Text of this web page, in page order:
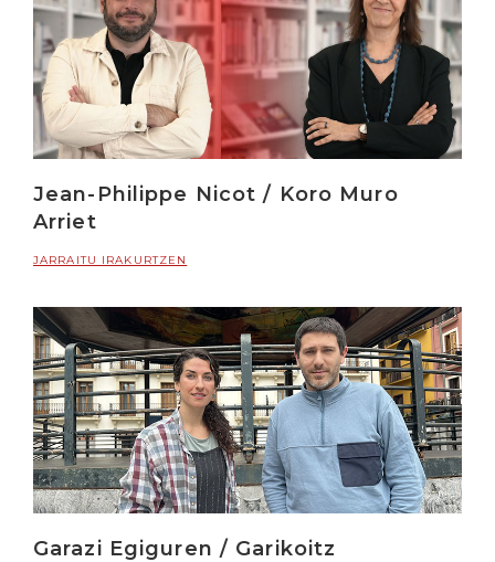
Jean-Philippe Nicot / Koro Muro
Arriet
JARRAITU IRAKURTZEN
Garazi Egiguren / Garikoitz